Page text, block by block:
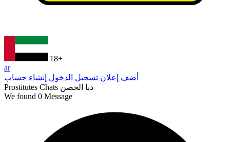
18+
ar
أضف إعلان تسجيل الدخول إنشاء حساب
Prostitutes Chats دبا الحصن
We found 0 Message